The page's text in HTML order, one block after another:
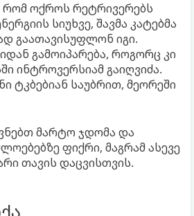
რომ ოქროს რეტრივერებს
სიუხვე, შავმა კატებმა
გაათავისუფლონ იგი.
გამოიპარება, როგორც კი
ინტროვერსიამ გაიღვიძა.
ტკბებიან საუბრით, მეორეში
მარტო ჯდომა და
ფიქრი, მაგრამ ასევე
თავის დაცვისთვის.